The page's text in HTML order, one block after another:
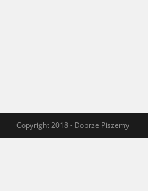
Copyright 2018 - Dobrze Piszemy